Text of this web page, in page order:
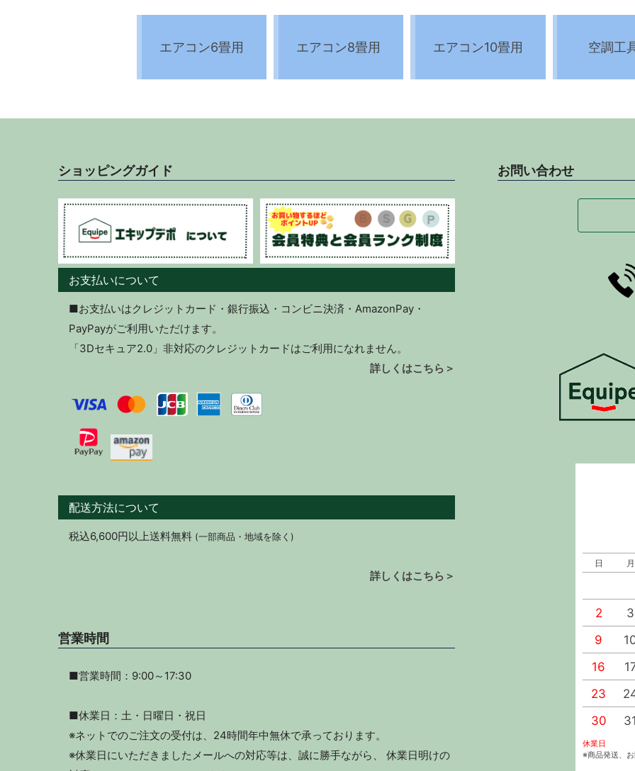
エアコン6畳用 エアコン8畳用 エアコン10畳用 空調工
ショッピングガイド
お支払いについて
■お支払いはクレジットカード・銀行振込・コンビニ決済・AmazonPay・
PayPayがご利用いただけます。
「3Dセキュア2.0」非対応のクレジットカードはご利用になれません。
詳しくはこちら＞
配送方法について
税込6,600円以上送料無料 (一部商品・地域を除く)
詳しくはこちら＞
営業時間
■営業時間：9:00～17:30
■休業日：土・日曜日・祝日
※ネットでのご注文の受付は、24時間年中無休で承っております。
※休業日にいただきましたメールへの対応等は、誠に勝手ながら、 休業日明けの
お問い合わせ
日 月
2
3
9
16
23
30
31
休業日
※商品発送、お